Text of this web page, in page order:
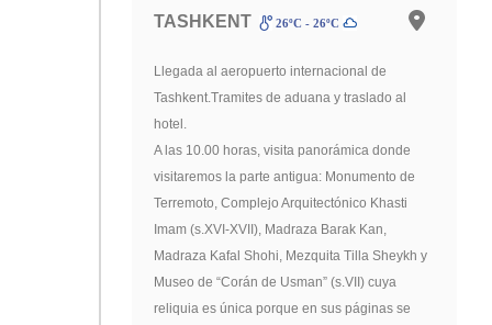
TASHKENT 26ºC - 26ºC
Llegada al aeropuerto internacional de
Tashkent.Tramites de aduana y traslado al
hotel.
A las 10.00 horas, visita panorámica donde
visitaremos la parte antigua: Monumento de
Terremoto, Complejo Arquitectónico Khasti
Imam (s.XVI-XVII), Madraza Barak Kan,
Madraza Kafal Shohi, Mezquita Tilla Sheykh y
Museo de “Corán de Usman” (s.VII) cuya
reliquia es única porque en sus páginas se